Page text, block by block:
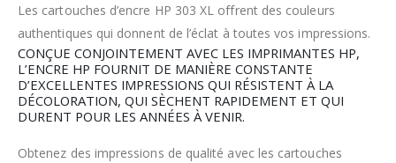
Les cartouches d’encre HP 303 XL offrent des couleurs
authentiques qui donnent de l’éclat à toutes vos impressions.
CONÇUE CONJOINTEMENT AVEC LES IMPRIMANTES HP,
L’ENCRE HP FOURNIT DE MANIÈRE CONSTANTE
D’EXCELLENTES IMPRESSIONS QUI RÉSISTENT À LA
DÉCOLORATION, QUI SÈCHENT RAPIDEMENT ET QUI
DURENT POUR LES ANNÉES À VENIR.
Obtenez des impressions de qualité avec les cartouches